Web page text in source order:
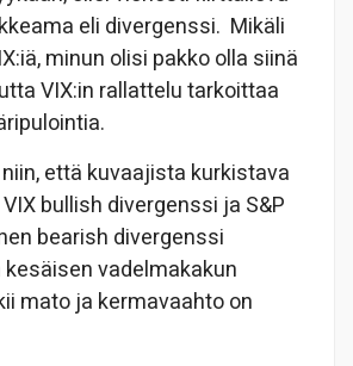
eli divergenssi. Mikäli
minun olisi pakko olla siinä
VIX:in rallattelu tarkoittaa
että kuvaajista kurkistava
bullish divergenssi ja S&P
bearish divergenssi
vadelmakakun
mato ja kermavaahto on